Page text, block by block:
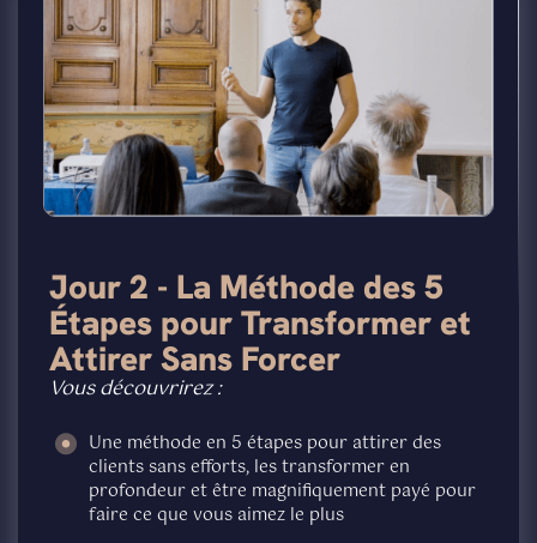
Jour 2 - La Méthode des 5
Étapes pour Transformer et
Attirer Sans Forcer
Vous découvrirez :
Une méthode en 5 étapes pour attirer des
clients sans efforts, les transformer en
profondeur et être magnifiquement payé pour
faire ce que vous aimez le plus